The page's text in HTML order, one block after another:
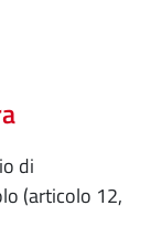
di
(articolo 12,